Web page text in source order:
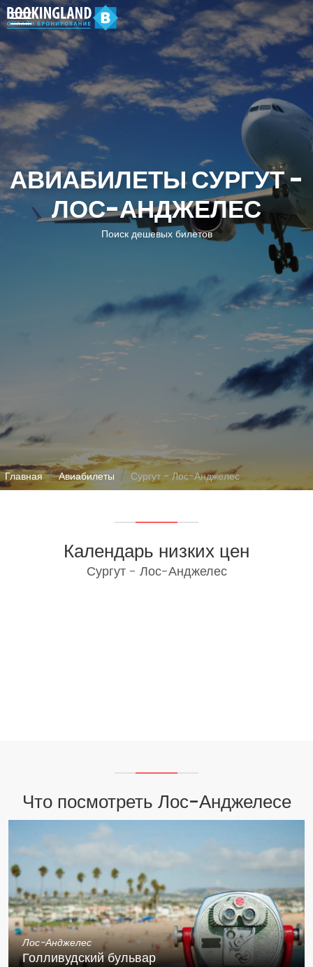
АВИАБИЛЕТЫ СУРГУТ -
ЛОС-АНДЖЕЛЕС
Поиск дешевых билетов
Главная Авиабилеты Сургут - Лос-Анджелес
Календарь низких цен
Сургут - Лос-Анджелес
Что посмотреть Лос-Анджелесе
Лос-Анджелес
Голливудский бульвар